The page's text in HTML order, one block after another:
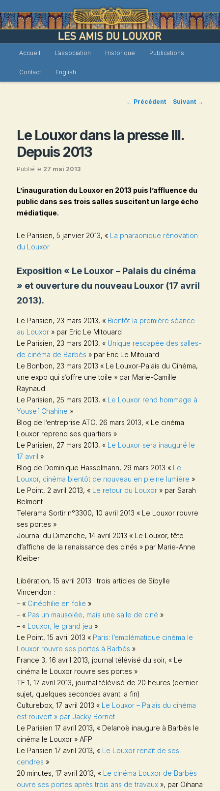
Les Amis du Louxor
Aller
au
Accueil L’association Historique Publications
Contact English
Navigation
← Précédent Suivant →
Le Louxor dans la presse III.
Depuis 2013
Publié le 27 mai 2013
L’inauguration du Louxor en 2013 puis l’affluence du
public dans ses trois salles suscitent un large écho
médiatique.
Le Parisien, 5 janvier 2013, « La pharaonique rénovation
du Louxor
Exposition « Le Louxor – Palais du cinéma
» et ouverture du nouveau Louxor (17 avril
2013).
Le Parisien, 23 mars 2013, « Bientôt la première séance
au Louxor » par Eric Le Mitouard
Le Parisien, 23 mars 2013, « Unique rescapée des salles-
de cinéma de Barbès » par Eric Le Mitouard
Le Bonbon, 23 mars 2013 « Le Louxor-Palais du Cinéma,
une expo qui s’offre une toile » par Marie-Camille
Raynaud
Le Parisien, 25 mars 2013, « Le Louxor rend hommage à
Yousef Chahine »
Blog de l’entreprise ATC, 26 mars 2013, « Le cinéma
Louxor reprend ses quartiers »
Le Parisien, 27 mars 2013, « Le Louxor sera inauguré le
17 avril »
Blog de Dominique Hasselmann, 29 mars 2013 « Le
Louxor, cinéma bientôt de nouveau en pleine lumière »
Le Point, 2 avril 2013, « Le retour du Louxor » par Sarah
Belmont
Telerama Sortir n°3300, 10 avril 2013 « Le Louxor rouvre
ses portes »
Journal du Dimanche, 14 avril 2013 « Le Louxor, tête
d’affiche de la renaissance des cinés » par Marie-Anne
Kleiber
Libération, 15 avril 2013 : trois articles de Sibylle
Vincendon :
– « Cinéphilie en folie »
– « Pas un mausolée, mais une salle de ciné »
– « Louxor, le grand jeu »
Le Point, 15 avril 2013 « Paris: l’emblématique cinéma le
Louxor rouvre ses portes à Barbès »
France 3, 16 avril 2013, journal télévisé du soir, « Le
cinéma le Louxor rouvre ses portes »
TF 1, 17 avril 2013, journal télévisé de 20 heures (dernier
sujet, quelques secondes avant la fin)
Culturebox, 17 avril 2013 « Le Louxor – Palais du cinéma
est rouvert » par Jacky Bornet
Le Parisien 17 avril 2013, « Delanoë inaugure à Barbès le
cinéma le Louxor » AFP
Le Parisien 17 avril 2013, « Le Louxor renaît de ses
cendres »
20 minutes, 17 avril 2013, « Le cinéma Louxor de Barbès
ouvre ses portes après trois ans de travaux », par Oihana